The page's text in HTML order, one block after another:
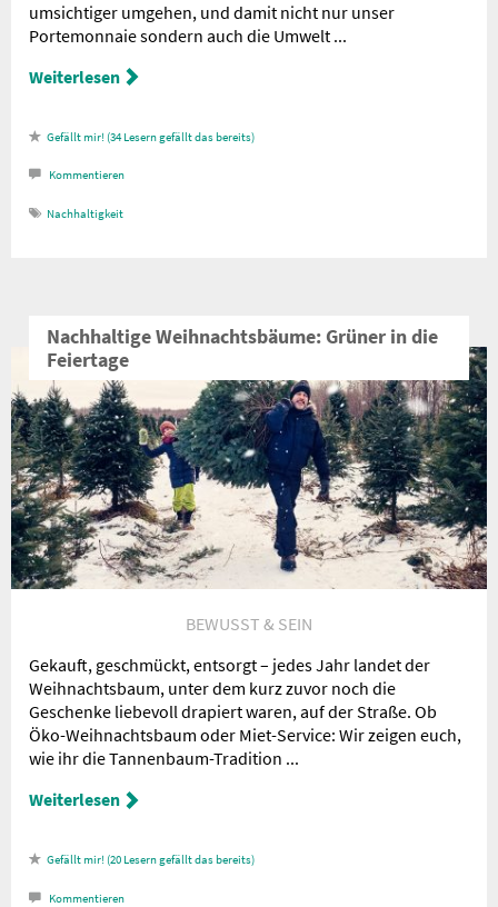
umsichtiger umgehen, und damit nicht nur unser
Portemonnaie sondern auch die Umwelt ...
Weiterlesen
34 Lesern gefällt das
Kommentieren
Nachhaltigkeit
Nachhaltige Weihnachtsbäume: Grüner in die
Feiertage
BEWUSST & SEIN
Gekauft, geschmückt, entsorgt – jedes Jahr landet der
Weihnachtsbaum, unter dem kurz zuvor noch die
Geschenke liebevoll drapiert waren, auf der Straße. Ob
Öko-Weihnachtsbaum oder Miet-Service: Wir zeigen euch,
wie ihr die Tannenbaum-Tradition ...
Weiterlesen
20 Lesern gefällt das
Kommentieren